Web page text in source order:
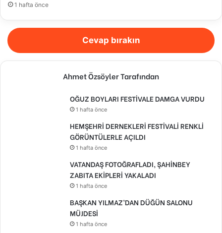
1 hafta önce
Cevap bırakın
Ahmet Özsöyler Tarafından
OĞUZ BOYLARI FESTİVALE DAMGA VURDU
1 hafta önce
HEMŞEHRİ DERNEKLERİ FESTİVALİ RENKLİ
GÖRÜNTÜLERLE AÇILDI
1 hafta önce
VATANDAŞ FOTOĞRAFLADI, ŞAHİNBEY
ZABITA EKİPLERİ YAKALADI
1 hafta önce
BAŞKAN YILMAZ’DAN DÜĞÜN SALONU
MÜJDESİ
1 hafta önce